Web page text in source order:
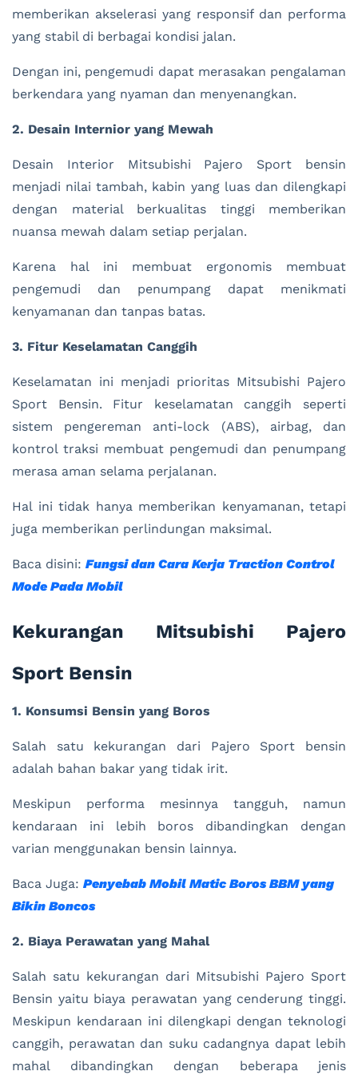
memberikan akselerasi yang responsif dan performa
yang stabil di berbagai kondisi jalan.
Dengan ini, pengemudi dapat merasakan pengalaman
berkendara yang nyaman dan menyenangkan.
2. Desain Internior yang Mewah
Desain Interior Mitsubishi Pajero Sport bensin
menjadi nilai tambah, kabin yang luas dan dilengkapi
dengan material berkualitas tinggi memberikan
nuansa mewah dalam setiap perjalan.
Karena hal ini membuat ergonomis membuat
pengemudi dan penumpang dapat menikmati
kenyamanan dan tanpas batas.
3. Fitur Keselamatan Canggih
Keselamatan ini menjadi prioritas Mitsubishi Pajero
Sport Bensin. Fitur keselamatan canggih seperti
sistem pengereman anti-lock (ABS), airbag, dan
kontrol traksi membuat pengemudi dan penumpang
merasa aman selama perjalanan.
Hal ini tidak hanya memberikan kenyamanan, tetapi
juga memberikan perlindungan maksimal.
Baca disini: Fungsi dan Cara Kerja Traction Control
Mode Pada Mobil
Kekurangan Mitsubishi Pajero
Sport Bensin
1. Konsumsi Bensin yang Boros
Salah satu kekurangan dari Pajero Sport bensin
adalah bahan bakar yang tidak irit.
Meskipun performa mesinnya tangguh, namun
kendaraan ini lebih boros dibandingkan dengan
varian menggunakan bensin lainnya.
Baca Juga: Penyebab Mobil Matic Boros BBM yang
Bikin Boncos
2. Biaya Perawatan yang Mahal
Salah satu kekurangan dari Mitsubishi Pajero Sport
Bensin yaitu biaya perawatan yang cenderung tinggi.
Meskipun kendaraan ini dilengkapi dengan teknologi
canggih, perawatan dan suku cadangnya dapat lebih
mahal dibandingkan dengan beberapa jenis